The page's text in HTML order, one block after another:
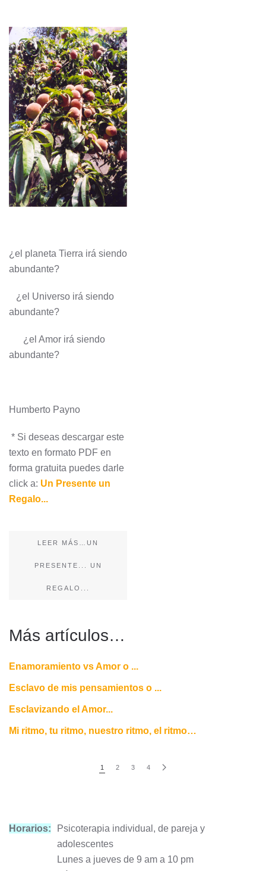
¿el planeta Tierra irá siendo
abundante?
¿el Universo irá siendo
abundante?
¿el Amor irá siendo
abundante?
Humberto Payno
* Si deseas descargar este
texto en formato PDF en
forma gratuita puedes darle
click a: Un Presente un
Regalo...
LEER MÁS…UN
PRESENTE... UN
REGALO...
Más artículos…
Enamoramiento vs Amor o ...
Esclavo de mis pensamientos o ...
Esclavizando el Amor...
Mi ritmo, tu ritmo, nuestro ritmo, el ritmo…
1 2 3 4
Horarios:
Psicoterapia individual, de pareja y
adolescentes
Lunes a jueves de 9 am a 10 pm